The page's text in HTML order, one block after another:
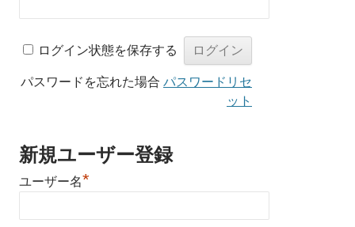
ログイン状態を保存する
パスワードを忘れた場合 パスワードリセ
ット
新規ユーザー登録
ユーザー名*